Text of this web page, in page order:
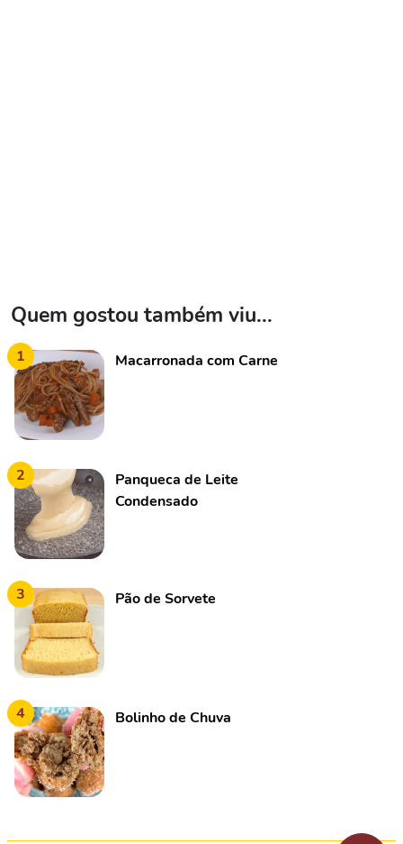
Quem gostou também viu...
1 Macarronada com Carne
2
Panqueca de Leite
Condensado
3 Pão de Sorvete
4 Bolinho de Chuva